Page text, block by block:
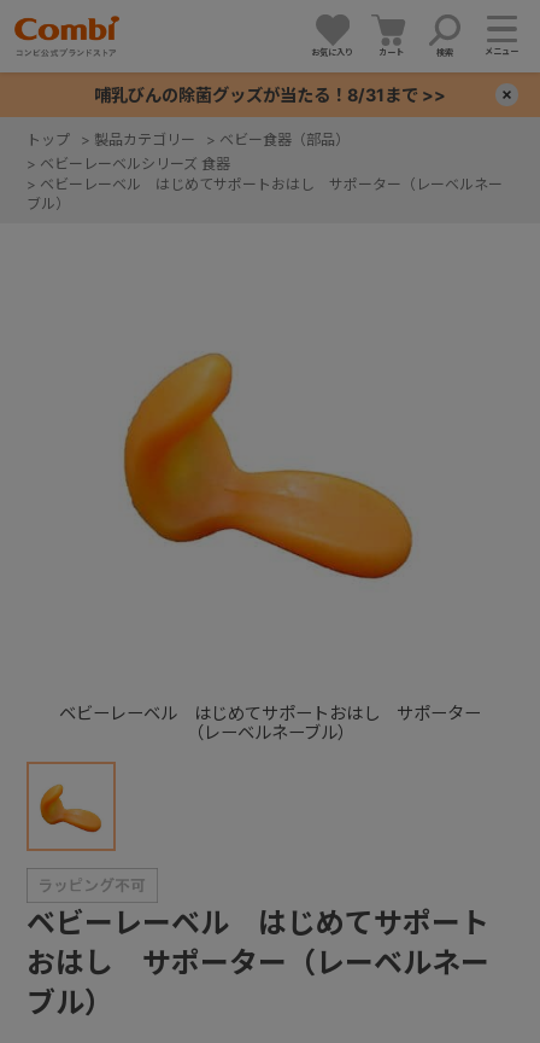
お気に入り カート 検索 メニュー
哺乳びんの除菌グッズが当たる！8/31まで >>
トップ > 製品カテゴリー > ベビー食器（部品）
> ベビーレーベルシリーズ 食器
> ベビーレーベル はじめてサポートおはし サポーター（レーベルネー
ブル）
ベビーレーベル はじめてサポートおはし サポーター
（レーベルネーブル）
ベビーレーベル はじめてサポート
おはし サポーター（レーベルネー
ブル）